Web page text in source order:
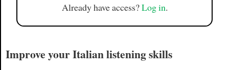
Already have access?Log in.
Improve your Italian listening skills